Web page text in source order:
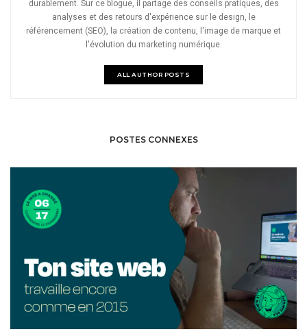
durablement. Sur ce blogue, il partage des conseils pratiques, des
analyses et des retours d'expérience sur le design, le
référencement (SEO), la création de contenu, l'image de marque et
l'évolution du marketing numérique.
ALL AUTHOR POSTS
POSTES CONNEXES